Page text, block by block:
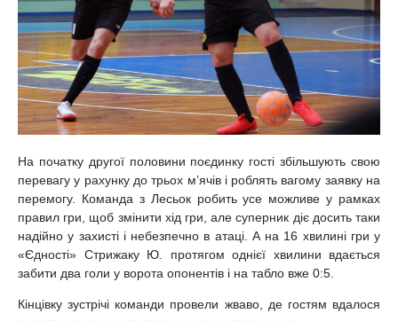
На початку другої половини поєдинку гості збільшують свою
перевагу у рахунку до трьох м’ячів і роблять вагому заявку на
перемогу. Команда з Лесьок робить усе можливе у рамках
правил гри, щоб змінити хід гри, але суперник діє досить таки
надійно у захисті і небезпечно в атаці. А на 16 хвилині гри у
«Єдності» Стрижаку Ю. протягом однієї хвилини вдається
забити два голи у ворота опонентів і на табло вже 0:5.
Кінцівку зустрічі команди провели жваво, де гостям вдалося